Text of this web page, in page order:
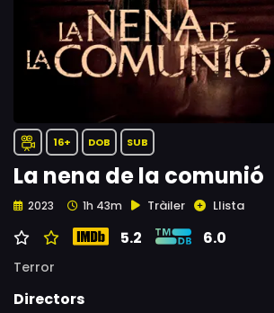
16+ DOB SUB
La nena de la comunió
2023 1h 43m Tràiler Llista
5.2 6.0
Terror
Directors